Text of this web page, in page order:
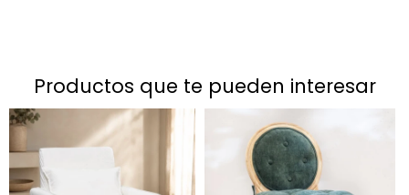
productos que te pueden interesar